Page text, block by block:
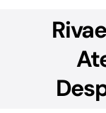
Institucional
Linhas de